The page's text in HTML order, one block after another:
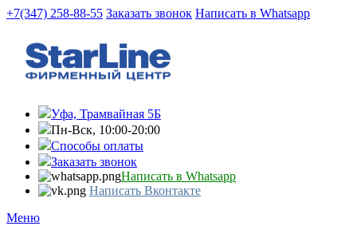
Перейти к основному содержанию
+7(347) 258-88-55 Заказать звонок Написать в Whatsapp
Уфа, Трамвайная 5Б
Пн-Вск, 10:00-20:00
Способы оплаты
Заказать звонок
Написать в Whatsapp
Написать Вконтакте
Меню